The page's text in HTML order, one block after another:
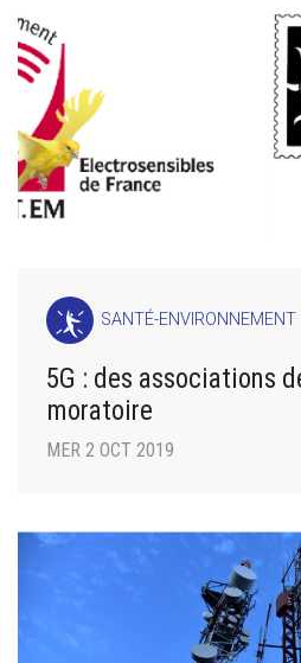
SANTÉ-ENVIRONNEMENT
5G : des associations
moratoire
MER 2 OCT 2019